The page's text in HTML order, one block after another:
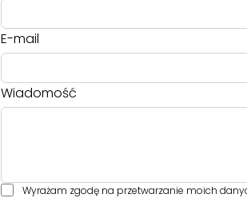
E-mail
Wiadomość
Wyrażam zgodę na przetwarzanie moich